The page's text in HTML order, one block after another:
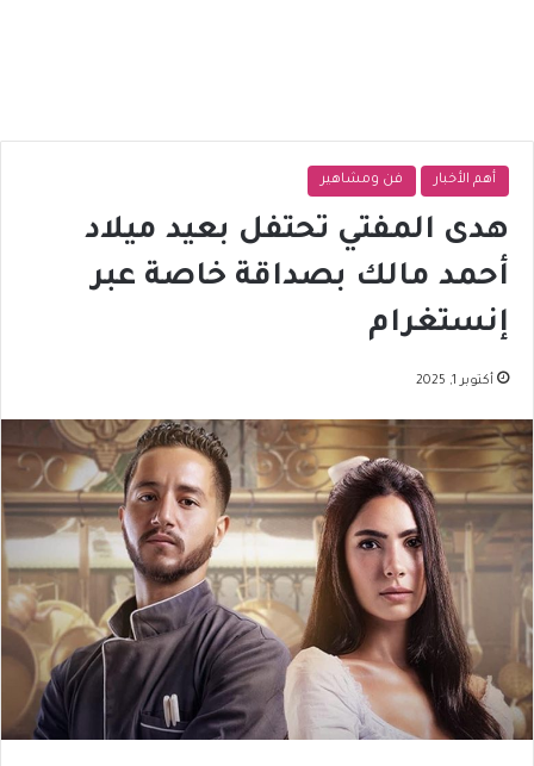
أهم الأخبار فن ومشاهير
هدى المفتي تحتفل بعيد ميلاد
أحمد مالك بصداقة خاصة عبر
إنستغرام
أكتوبر 1, 2025